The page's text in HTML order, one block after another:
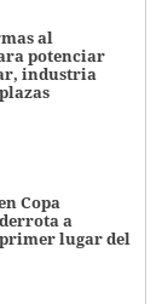
al
potenciar
industria
Copa
a
primer lugar del